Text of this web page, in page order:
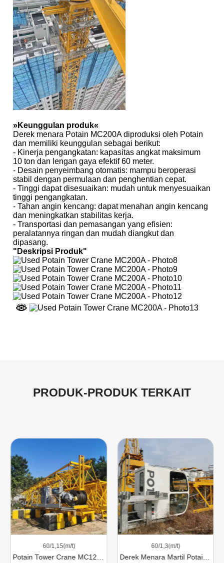
»Keunggulan produk«
Derek menara Potain MC200A diproduksi oleh Potain
dan memiliki keunggulan sebagai berikut:
- Kinerja pengangkatan: kapasitas angkat maksimum
10 ton dan lengan gaya efektif 60 meter.
- Desain penyeimbang otomatis: mampu beroperasi
stabil dengan permulaan dan penghentian cepat.
- Tinggi dapat disesuaikan: mudah untuk menyesuaikan
tinggi pengangkatan.
- Tahan angin kencang: dapat menahan angin kencang
dan meningkatkan stabilitas kerja.
- Transportasi dan pemasangan yang efisien:
peralatannya ringan dan mudah diangkut dan
dipasang.
"Deskripsi Produk"
PRODUK-PRODUK TERKAIT
60/1,15(m/t) 60/1,3(m/t)